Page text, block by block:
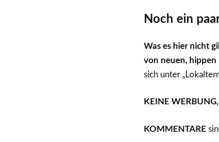
Noch ein
Was es hier nicht
von neuen, hippen
sich unter
KEINE
KOMMENTARE